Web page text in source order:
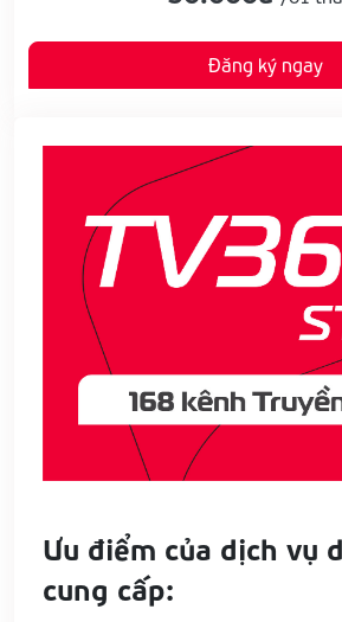
Đăng ký ngay
Ưu điểm của dịch vụ
cung cấp: